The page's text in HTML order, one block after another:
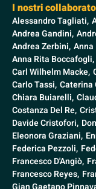
I nostri
Alessandro Tagliati,
Andrea Gandini,
Andrea Zerbini, Anna
Anna Rita Boccafogli,
Carl Wilhelm Macke,
Carlo Tassi, Caterina
Chiara Buiarelli,
Costanza Del Re,
Davide Cristofori,
Eleonora Graziani,
Federica Pezzoli,
Francesco D'Angiò,
Francesco Reyes,